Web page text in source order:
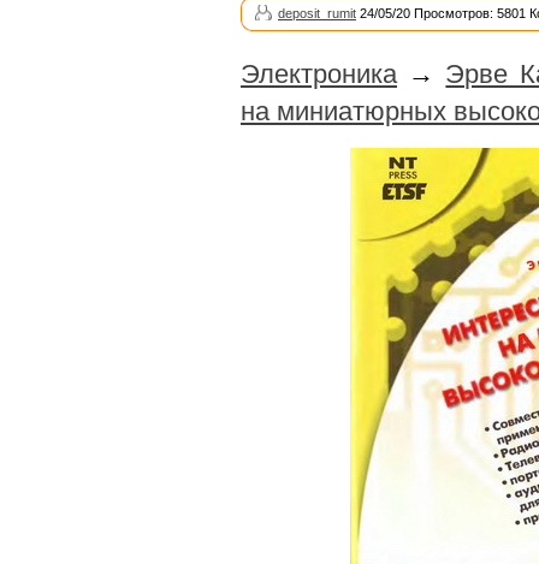
deposit_rumit 24/05/20 Просмотров: 5801
Электроника → Эрве
на миниатюрных